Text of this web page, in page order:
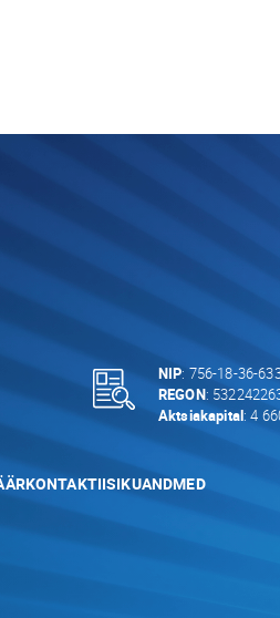
NIP: 756-18-36-
REGON:
Aktsiakapital: 4
KONTAKTIISIKUANDMED